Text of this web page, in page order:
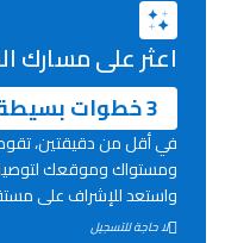
اعثر على مسارك
3 خطوات بسيطة
في أقل من دقيقتين، تقوم
ومستواك وموقعك لتوصيك
واستعد للإشراف على
لا حاجة للتسجيل